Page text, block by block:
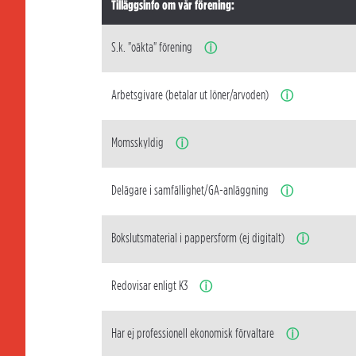
Tilläggsinfo om vår förening:
S.k. "oäkta" förening ⓘ
Arbetsgivare (betalar ut löner/arvoden) ⓘ
Momsskyldig ⓘ
Delägare i samfällighet/GA-anläggning ⓘ
Bokslutsmaterial i pappersform (ej digitalt) ⓘ
Redovisar enligt K3 ⓘ
Har ej professionell ekonomisk förvaltare ⓘ